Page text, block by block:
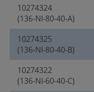
10274324
(136-NI-80-40-A)
10274325
(136-NI-80-40-B)
10274322
(136-NI-60-40-C)